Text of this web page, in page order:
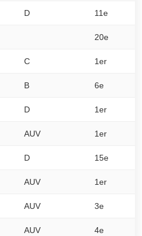
D 11e
20e
C 1er
B 6e
D 1er
AUV 1er
D 15e
AUV 1er
AUV 3e
AUV 4e